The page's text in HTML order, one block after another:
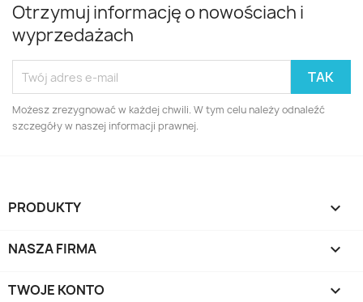
Otrzymuj informację o nowościach i
wyprzedażach
Możesz zrezygnować w każdej chwili. W tym celu należy odnaleźć
szczegóły w naszej informacji prawnej.
PRODUKTY 
NASZA FIRMA 
TWOJE KONTO 